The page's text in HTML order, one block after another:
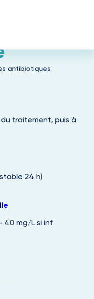
antibiotiques
traitement, puis à
24 h)
40 mg/L si inf